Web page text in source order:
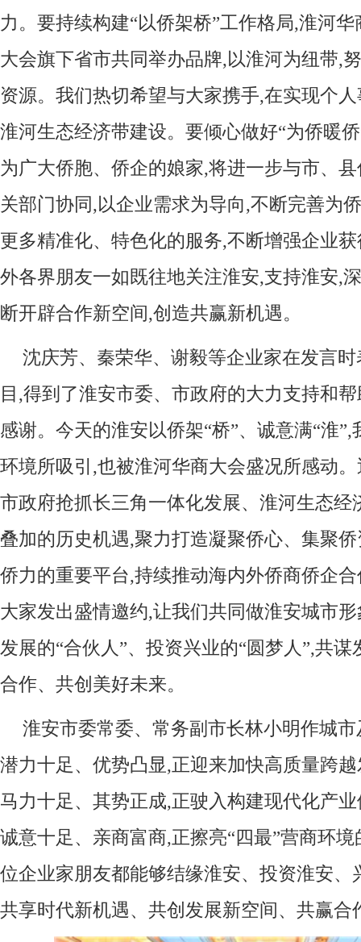
力。要持续构建“以侨架桥”工作格局,淮河
大会旗下省市共同举办品牌,以淮河为纽带,
资源。我们热切希望与大家携手,在实现个
淮河生态经济带建设。要倾心做好“为侨暖
为广大侨胞、侨企的娘家,将进一步与市、
关部门协同,以企业需求为导向,不断完善为
更多精准化、特色化的服务,不断增强企业
外各界朋友一如既往地关注淮安,支持淮安,
断开辟合作新空间,创造共赢新机遇。
沈庆芳、秦荣华、谢毅等企业家在发言
目,得到了淮安市委、市政府的大力支持和
感谢。今天的淮安以侨架“桥”、诚意满“淮
环境所吸引,也被淮河华商大会盛况所感动
市政府抢抓长三角一体化发展、淮河生态经
叠加的历史机遇,聚力打造凝聚侨心、集聚
侨力的重要平台,持续推动海内外侨商侨企
大家发出盛情邀约,让我们共同做淮安城市
发展的“合伙人”、投资兴业的“圆梦人”,共
合作、共创美好未来。
淮安市委常委、常务副市长林小明作城
潜力十足、优势凸显,正迎来加快高质量跨
马力十足、其势正成,正驶入构建现代化产
诚意十足、亲商富商,正擦亮“四最”营商环境
位企业家朋友都能够结缘淮安、投资淮安、
共享时代新机遇、共创发展新空间、共赢合